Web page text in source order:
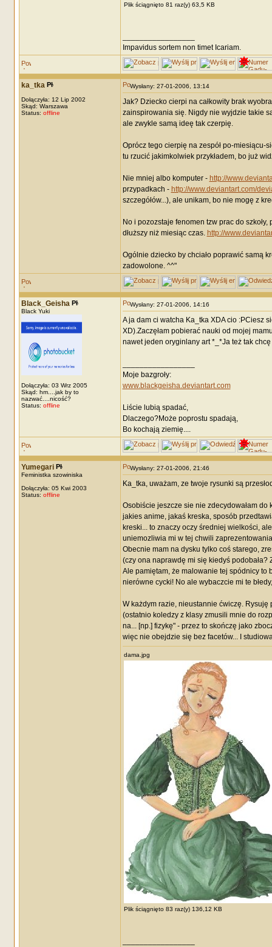
Plik ściągnięto 81 raz(y) 63,5 KB
Impavidus sortem non timet Icariam.
ka_tka
Dołączyła: 12 Lip 2002
Skąd: Warszawa
Status: offline
Wysłany: 27-01-2006, 13:14
Jak? Dziecko cierpi na całkowity brak
zainspirowania się. Nigdy nie wyjdzie takie
ale zwykle samą ideę tak czerpię.
Oprócz tego cierpię na zespół po-miesiącu-
tu rzucić jakimkolwiek przykładem, bo już
Nie mniej albo komputer - http://
przypadkach - http://www.deviantart.com/
szczegółów...), ale unikam, bo nie mogę z
No i pozozstaje fenomen tzw prac do
dłuższy niż miesiąc czas. http://
Ogólnie dziecko by chciało poprawić samą
zadowolone. ^^"
Black_Geisha
Black Yuki
Dołączyła: 03 Wrz 2005
Skąd: hm....jak by to
nazwać....nicość?
Status: offline
Wysłany: 27-01-2006, 14:16
A ja dam ci watcha Ka_tka XDA cio :PCiesz
XD).Zaczęłam pobierać nauki od mojej
nawet jeden oryginlany art *_*Ja też tak
Moje bazgroły:
www.blackgeisha.deviantart.com
Liście lubią spadać,
Dlaczego?Może poprostu spadają,
Bo kochają ziemię....
Yumegari
Feministka szowiniska
Dołączyła: 05 Kwi 2003
Status: offline
Wysłany: 27-01-2006, 21:46
Ka_tka, uważam, ze twoje rysunki są
Osobiście jeszcze sie nie zdecydowałam
jakies anime, jakaś kreska, sposób
kreski... to znaczy oczy średniej wielkości,
uniemozliwia mi w tej chwili
Obecnie mam na dysku tylko coś starego,
(czy ona naprawdę mi się kiedyś podobała?
Ale pamiętam, że malowanie tej spódnicy to
nierówne cycki! No ale wybaczcie mi te
W każdym razie, nieustannie ćwiczę.
(ostatnio koledzy z klasy zmusili mnie do
na... [np.] fizykę" - przez to skończę jako
więc nie obejdzie się bez facetów... I
dama.jpg
Plik ściągnięto 83 raz(y) 136,12 KB